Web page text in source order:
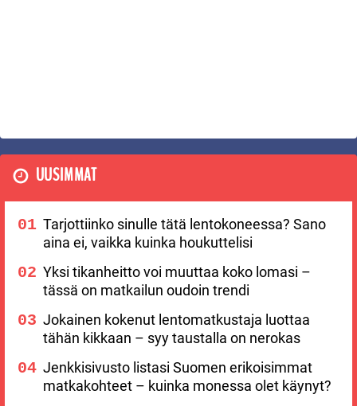
UUSIMMAT
Tarjottiinko sinulle tätä lentokoneessa? Sano
aina ei, vaikka kuinka houkuttelisi
Yksi tikanheitto voi muuttaa koko lomasi –
tässä on matkailun oudoin trendi
Jokainen kokenut lentomatkustaja luottaa
tähän kikkaan – syy taustalla on nerokas
Jenkkisivusto listasi Suomen erikoisimmat
matkakohteet – kuinka monessa olet käynyt?